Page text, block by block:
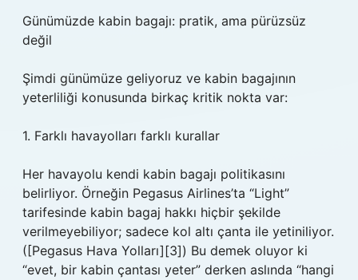
Günümüzde kabin bagajı: pratik, ama pürüzsüz
değil
Şimdi günümüze geliyoruz ve kabin bagajının
yeterliliği konusunda birkaç kritik nokta var:
1. Farklı havayolları farklı kurallar
Her havayolu kendi kabin bagajı politikasını
belirliyor. Örneğin Pegasus Airlines’ta “Light”
tarifesinde kabin bagaj hakkı hiçbir şekilde
verilmeyebiliyor; sadece kol altı çanta ile yetiniliyor.
([Pegasus Hava Yolları][3]) Bu demek oluyor ki
“evet, bir kabin çantası yeter” derken aslında “hangi